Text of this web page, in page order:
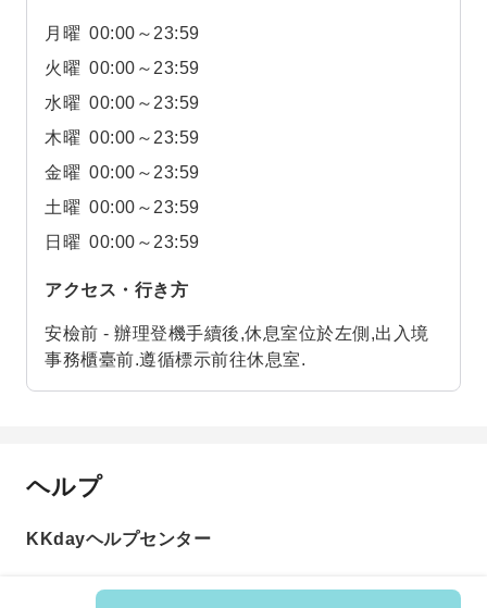
月曜 00:00～23:59
火曜 00:00～23:59
水曜 00:00～23:59
木曜 00:00～23:59
金曜 00:00～23:59
土曜 00:00～23:59
日曜 00:00～23:59
アクセス・行き方
安檢前 - 辦理登機手續後,休息室位於左側,出入境
事務櫃臺前.遵循標示前往休息室.
ヘルプ
KKdayヘルプセンター